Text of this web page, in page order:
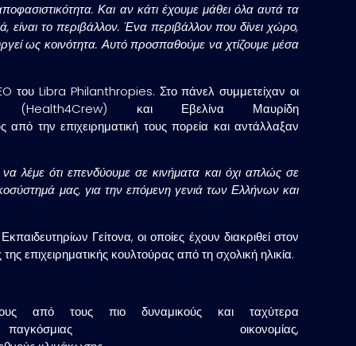
Και αν κάτι έχουμε μάθει όλα αυτά τα
είναι το περιβάλλον. Ένα περιβάλλον που δίνει χώρο,
ως κοινότητα. Αυτό προσπαθούμε να χτίζουμε μέσα
του Libra Philanthropies. Στο πάνελ συμμετείχαν οι
και Εβελίνα Μαυρίδη
την επιχειρηματική τους πορεία και αντάλλαξαν
λέμε ότι επενδύουμε σε κινήματα και όχι απλώς σε
μας, για την επόμενη γενιά των Ελλήνων και
Γείτονα, οι οποίες έχουν διακριθεί στον
επιχειρηματικής κουλτούρας από τη σχολική ηλικία.
από τους πιο δυναμικούς και ταχύτερα
οικονομίας,